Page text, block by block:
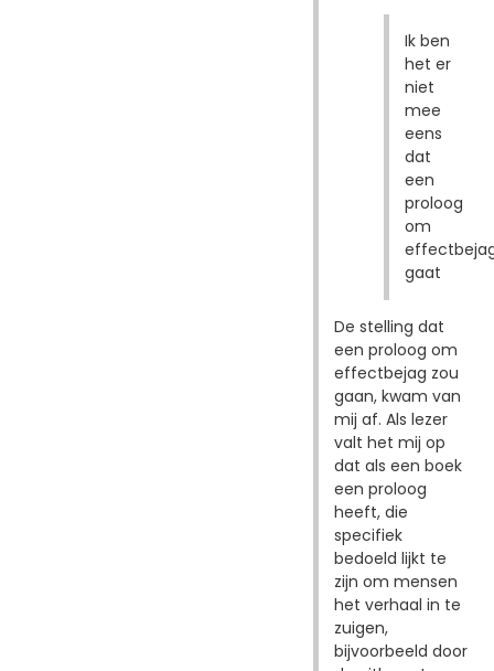
Ik ben
het er
niet
mee
eens
dat
een
proloog
om
gaat
De stelling dat
een proloog om
effectbejag zou
gaan, kwam van
mij af. Als lezer
valt het mij op
dat als een boek
een proloog
heeft, die
specifiek
bedoeld lijkt te
zijn om mensen
het verhaal in te
zuigen,
bijvoorbeeld door